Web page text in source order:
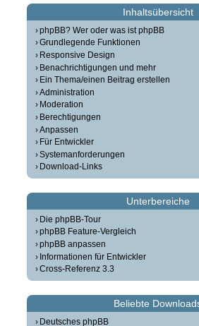
Inhaltsübersicht
phpBB? Wer oder was ist phpBB
Grundlegende Funktionen
Responsive Design
Benachrichtigungen und mehr
Ein Thema/einen Beitrag erstellen
Administration
Moderation
Berechtigungen
Anpassen
Für Entwickler
Systemanforderungen
Download-Links
Unterbereiche
Die phpBB-Tour
phpBB Feature-Vergleich
phpBB anpassen
Informationen für Entwickler
Cross-Referenz 3.3
Beliebte
Deutsches phpBB